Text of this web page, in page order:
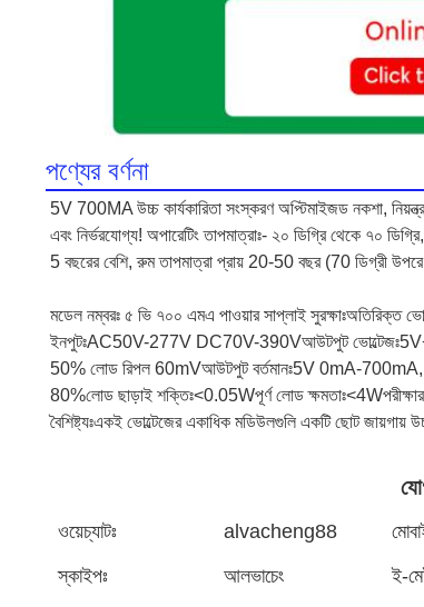
পণ্যের বর্ণনা
5V 700MA উচ্চ কার্যকারিতা সংস্করণ অপ্টিমাইজড নকশা,
এবং নির্ভরযোগ্য! অপারেটিং তাপমাত্রাঃ- ২০ ডিগ্রি থেকে ৭০
5 বছরের বেশি, রুম তাপমাত্রা প্রায় 20-50 বছর (70 ডিগ্রী উপরে
মডেল নম্বরঃ ৫ ভি ৭০০ এমএ পাওয়ার সাপ্লাই সুরক্ষাঃঅতিরিক্ত
ইনপুটঃAC50V-277V DC70V-390Vআউটপুট ভোল্টেজঃ
50% লোড রিপল 60mVআউটপুট বর্তমানঃ5V 0mA-700mA,
80%লোড ছাড়াই শক্তিঃ<0.05Wপূর্ণ লোড ক্ষমতাঃ<4W
বৈশিষ্ট্যঃএকই ভোল্টেজের একাধিক মডিউলগুলি একটি ছোট জায়গায় উচ্চ
ওয়েচ্যাটঃ alvacheng88
স্কাইপঃ
আলভাচেং ই-